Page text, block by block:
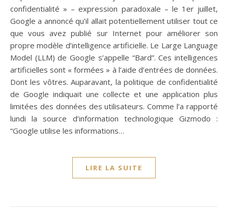
confidentialité » – expression paradoxale – le 1er juillet,
Google a annoncé qu’il allait potentiellement utiliser tout ce
que vous avez publié sur Internet pour améliorer son
propre modèle d’intelligence artificielle. Le Large Language
Model (LLM) de Google s’appelle “Bard”. Ces intelligences
artificielles sont « formées » à l’aide d’entrées de données.
Dont les vôtres. Auparavant, la politique de confidentialité
de Google indiquait une collecte et une application plus
limitées des données des utilisateurs. Comme l’a rapporté
lundi la source d’information technologique Gizmodo :
“Google utilise les informations…
LIRE LA SUITE